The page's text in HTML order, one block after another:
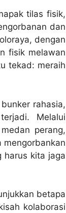
tilas fisik,
dan
dengan
fisik melawan
tekad: meraih
rahasia,
Melalui
perang,
mengorbankan
harus kita jaga
betapa
kolaborasi